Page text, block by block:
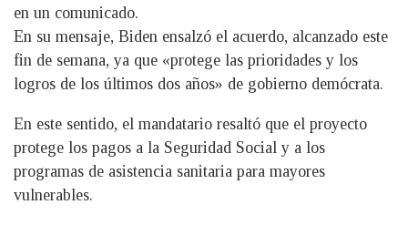
en un comunicado.
En su mensaje, Biden ensalzó el acuerdo, alcanzado este
fin de semana, ya que «protege las prioridades y los
logros de los últimos dos años» de gobierno demócrata.
En este sentido, el mandatario resaltó que el proyecto
protege los pagos a la Seguridad Social y a los
programas de asistencia sanitaria para mayores
vulnerables.